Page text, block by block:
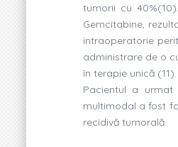
tumorii cu
Gemcitabine,
intraoperatorie
administrare de o
în terapie unică (11).
Pacientul a urmat
multimodal a fost
recidivă tumorală.